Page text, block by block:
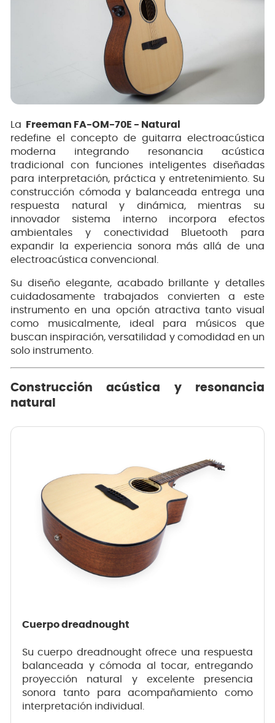
La
Freeman FA-OM-70E - Natural
redefine el concepto de guitarra electroacústica
moderna integrando resonancia acústica
tradicional con funciones inteligentes diseñadas
para interpretación, práctica y entretenimiento. Su
construcción cómoda y balanceada entrega una
respuesta natural y dinámica, mientras su
innovador sistema interno incorpora efectos
ambientales y conectividad Bluetooth para
expandir la experiencia sonora más allá de una
electroacústica convencional.
Su diseño elegante, acabado brillante y detalles
cuidadosamente trabajados convierten a este
instrumento en una opción atractiva tanto visual
como musicalmente, ideal para músicos que
buscan inspiración, versatilidad y comodidad en un
solo instrumento.
Construcción acústica y resonancia
natural
Cuerpo dreadnought
Su cuerpo dreadnought ofrece una respuesta
balanceada y cómoda al tocar, entregando
proyección natural y excelente presencia
sonora tanto para acompañamiento como
interpretación individual.